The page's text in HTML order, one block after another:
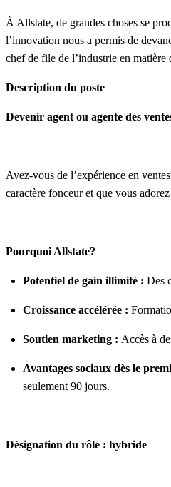
À Allstate, de grandes choses se
l’innovation nous a permis de
chef de file de l’industrie en
Description du poste
Devenir agent ou agente des
Avez-vous de l’expérience en
caractère fonceur et que vous
Pourquoi Allstate?
Potentiel de gain illimité : Des
Croissance accélérée :
Soutien marketing : Accès à
Avantages sociaux dès le
seulement 90 jours.
Désignation du rôle : hybride